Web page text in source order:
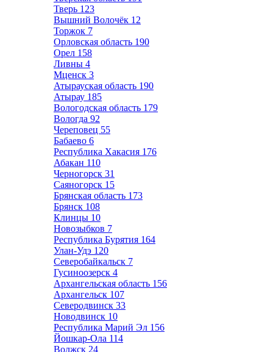
Тверь 123
Вышний Волочёк 12
Торжок 7
Орловская область 190
Орел 158
Ливны 4
Мценск 3
Атырауская область 190
Атырау 185
Вологодская область 179
Вологда 92
Череповец 55
Бабаево 6
Республика Хакасия 176
Абакан 110
Черногорск 31
Саяногорск 15
Брянская область 173
Брянск 108
Клинцы 10
Новозыбков 7
Республика Бурятия 164
Улан-Удэ 120
Северобайкальск 7
Гусиноозерск 4
Архангельская область 156
Архангельск 107
Северодвинск 33
Новодвинск 10
Республика Марий Эл 156
Йошкар-Ола 114
Волжск 24